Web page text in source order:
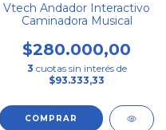
Vtech Andador Interactivo
Caminadora Musical
$280.000,00
3 cuotas sin interés de
$93.333,33